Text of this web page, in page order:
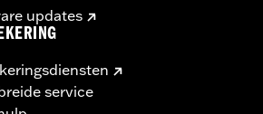
updates
service